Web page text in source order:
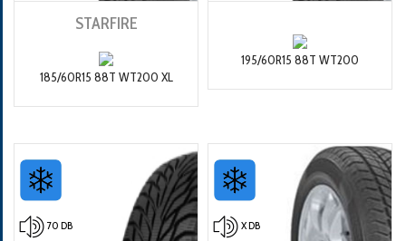
STARFIRE
185/60R15 88T WT200 XL
195/60R15 88T WT200
70 DB X DB